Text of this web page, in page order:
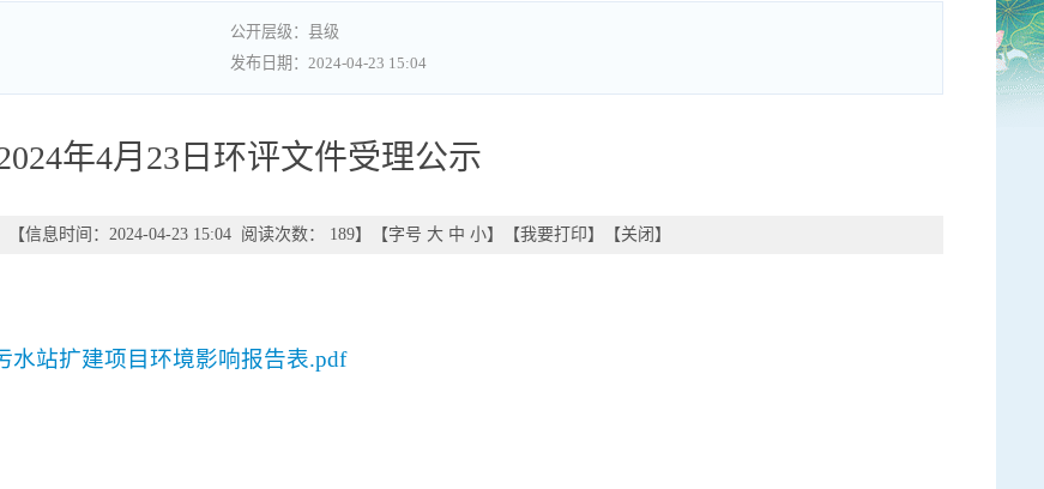
县级
2024-04-23 15:04
年4月23日环评文件受理公示
【信息时间：2024-04-23 15:04 阅读次数： 189】【字号 大 中 小】【我要打印】【关闭 】
水站扩建项目环境影响报告表.pdf